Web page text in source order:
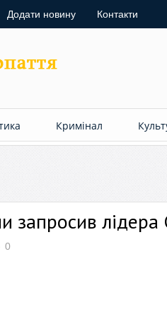
Додати новину Контакти
Кримінал
запросив
0